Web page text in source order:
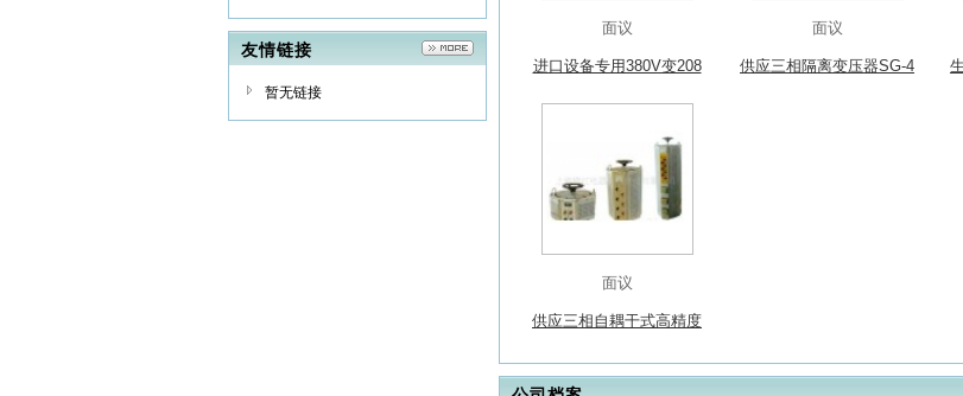
友情链接
暂无链接
面议
进口设备专用380V变208
面议
供应三相隔离变压器SG-4
面议
供应三相自耦干式高精度